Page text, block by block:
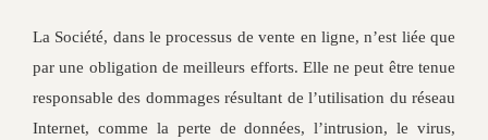
La Société, dans le processus de vente en ligne, n’est liée que
par une obligation de meilleurs efforts. Elle ne peut être tenue
responsable des dommages résultant de l’utilisation du réseau
Internet, comme la perte de données, l’intrusion, le virus,